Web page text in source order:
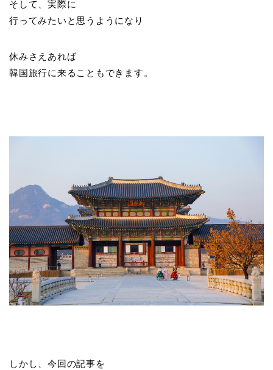
そして、実際に
行ってみたいと思うようになり
休みさえあれば
韓国旅行に来ることもできます。
しかし、今回の記事を